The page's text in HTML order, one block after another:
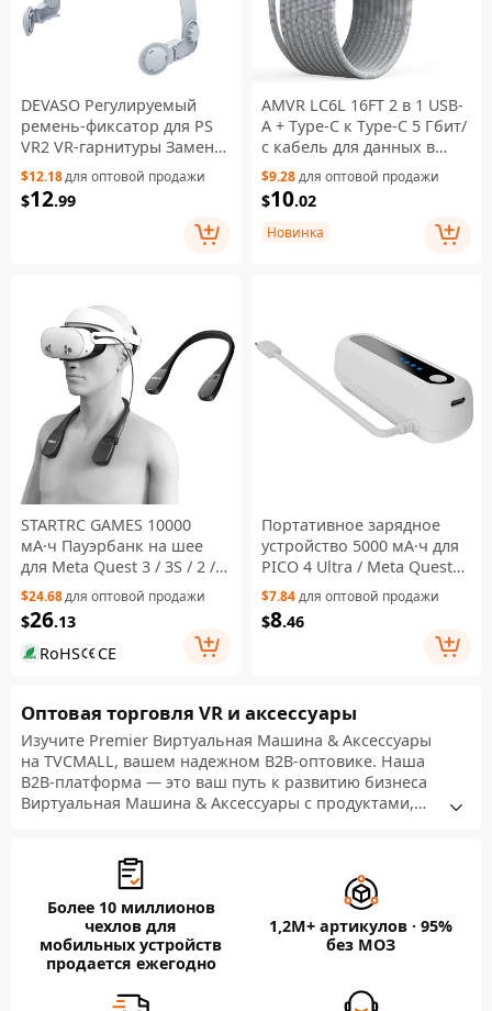
DEVASO Регулируемый
ремень-фиксатор для PS
VR2 VR-гарнитуры Замена
головной ленты
$12.18для оптовой продажи
$12.99
AMVR LC6L 16FT 2 в 1 USB-
A + Type-C к Type-C 5 Гбит/
с кабель для данных в
оплетке из нейлона для
VR-игр — серый
$9.28для оптовой продажи
$10.02
Новинка
STARTRC GAMES 10000
мА·ч Пауэрбанк на шее
для Meta Quest 3 / 3S / 2 /
PICO 4, быстрая зарядка
PD 18 Вт, аккумулятор для
VR-гарнитуры — черный
$24.68для оптовой продажи
$26.13
RoHS
CE
Портативное зарядное
устройство 5000 мА·ч для
PICO 4 Ultra / Meta Quest
3S / Quest 2 / Quest 3,
белый цвет
$7.84для оптовой продажи
$8.46
Оптовая торговля VR и аксессуары
Изучите Premier Виртуальная Машина & Аксессуары
на TVCMALL, вашем надежном B2B-оптовике. Наша
B2B-платформа — это ваш путь к развитию бизнеса
Виртуальная Машина & Аксессуары с продуктами,
Получите бесплатные предложения прямо сейчас и
воспользуйтесь возможностями по настройке
продукции, эффективному дропшиппингу и гибким
количествам заказов, чтобы усилить ваш бизнес на
конкурентном розничном рынке.
Более 10 миллионов
чехлов для
мобильных устройств
продается ежегодно
1,2М+ артикулов · 95%
без МОЗ